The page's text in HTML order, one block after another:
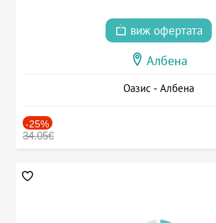
виж офертата
Албена
Оазис - Албена
-25%
34.05€